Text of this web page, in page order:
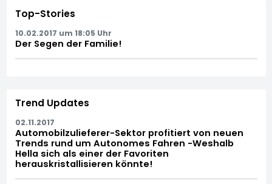
Top-Stories
10.02.2017 um 18:05 Uhr
Der Segen der Familie!
Trend Updates
02.11.2017
Automobilzulieferer-Sektor profitiert von neuen
Trends rund um Autonomes Fahren -Weshalb
Hella sich als einer der Favoriten
herauskristallisieren könnte!